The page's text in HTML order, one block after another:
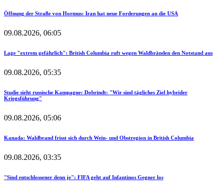
Öffnung der Straße von Hormus: Iran hat neue Forderungen an die USA
09.08.2026, 06:05
Lage "extrem gefährlich": British Columbia ruft wegen Waldbränden den Notstand aus
09.08.2026, 05:35
Studie sieht russische Kampagne: Dobrindt: "Wir sind tägliches Ziel hybrider
Kriegsführung"
09.08.2026, 05:06
Kanada: Waldbrand frisst sich durch Wein- und Obstregion in British Columbia
09.08.2026, 03:35
"Sind entschlossener denn je": FIFA geht auf Infantinos Gegner los